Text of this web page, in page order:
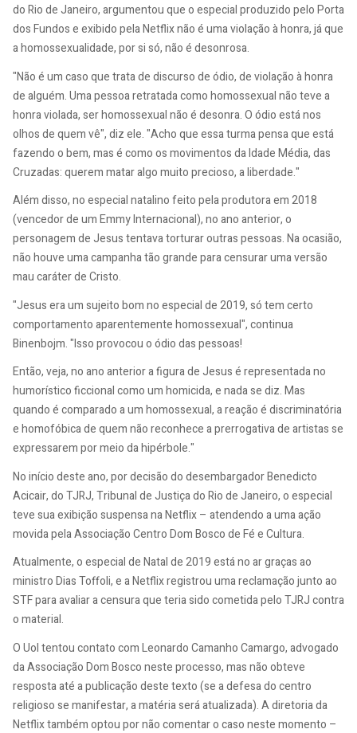
do Rio de Janeiro, argumentou que o especial produzido pelo Porta
dos Fundos e exibido pela Netflix não é uma violação à honra, já que
a homossexualidade, por si só, não é desonrosa.
"Não é um caso que trata de discurso de ódio, de violação à honra
de alguém. Uma pessoa retratada como homossexual não teve a
honra violada, ser homossexual não é desonra. O ódio está nos
olhos de quem vê", diz ele. "Acho que essa turma pensa que está
fazendo o bem, mas é como os movimentos da Idade Média, das
Cruzadas: querem matar algo muito precioso, a liberdade."
Além disso, no especial natalino feito pela produtora em 2018
(vencedor de um Emmy Internacional), no ano anterior, o
personagem de Jesus tentava torturar outras pessoas. Na ocasião,
não houve uma campanha tão grande para censurar uma versão
mau caráter de Cristo.
"Jesus era um sujeito bom no especial de 2019, só tem certo
comportamento aparentemente homossexual", continua
Binenbojm. "Isso provocou o ódio das pessoas!
Então, veja, no ano anterior a figura de Jesus é representada no
humorístico ficcional como um homicida, e nada se diz. Mas
quando é comparado a um homossexual, a reação é discriminatória
e homofóbica de quem não reconhece a prerrogativa de artistas se
expressarem por meio da hipérbole."
No início deste ano, por decisão do desembargador Benedicto
Acicair, do TJRJ, Tribunal de Justiça do Rio de Janeiro, o especial
teve sua exibição suspensa na Netflix – atendendo a uma ação
movida pela Associação Centro Dom Bosco de Fé e Cultura.
Atualmente, o especial de Natal de 2019 está no ar graças ao
ministro Dias Toffoli, e a Netflix registrou uma reclamação junto ao
STF para avaliar a censura que teria sido cometida pelo TJRJ contra
o material.
O Uol tentou contato com Leonardo Camanho Camargo, advogado
da Associação Dom Bosco neste processo, mas não obteve
resposta até a publicação deste texto (se a defesa do centro
religioso se manifestar, a matéria será atualizada). A diretoria da
Netflix também optou por não comentar o caso neste momento –